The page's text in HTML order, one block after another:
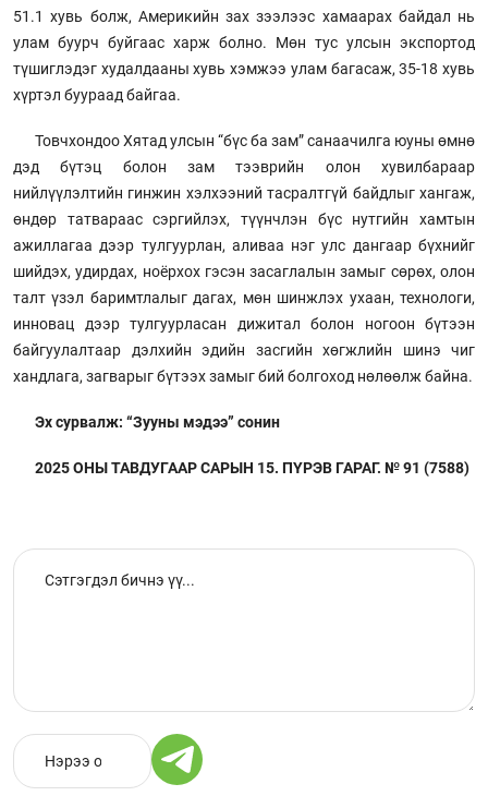
51.1 хувь болж, Америкийн зах зээлээс хамаарах байдал нь
улам буурч буйгаас харж болно. Мөн тус улсын экспортод
түшиглэдэг худалдааны хувь хэмжээ улам багасаж, 35-18 хувь
хүртэл буураад байгаа.
Товчхондоо Хятад улсын “бүс ба зам” санаачилга юуны өмнө
дэд бүтэц болон зам тээврийн олон хувилбараар
нийлүүлэлтийн гинжин хэлхээний тасралтгүй байдлыг хангаж,
өндөр татвараас сэргийлэх, түүнчлэн бүс нутгийн хамтын
ажиллагаа дээр тулгуурлан, аливаа нэг улс дангаар бүхнийг
шийдэх, удирдах, ноёрхох гэсэн засаглалын замыг сөрөх, олон
талт үзэл баримтлалыг дагах, мөн шинжлэх ухаан, технологи,
инновац дээр тулгуурласан дижитал болон ногоон бүтээн
байгуулалтаар дэлхийн эдийн засгийн хөгжлийн шинэ чиг
хандлага, загварыг бүтээх замыг бий болгоход нөлөөлж байна.
Эх сурвалж: “Зууны мэдээ” сонин
2025 ОНЫ ТАВДУГААР САРЫН 15. ПҮРЭВ ГАРАГ. № 91 (7588)